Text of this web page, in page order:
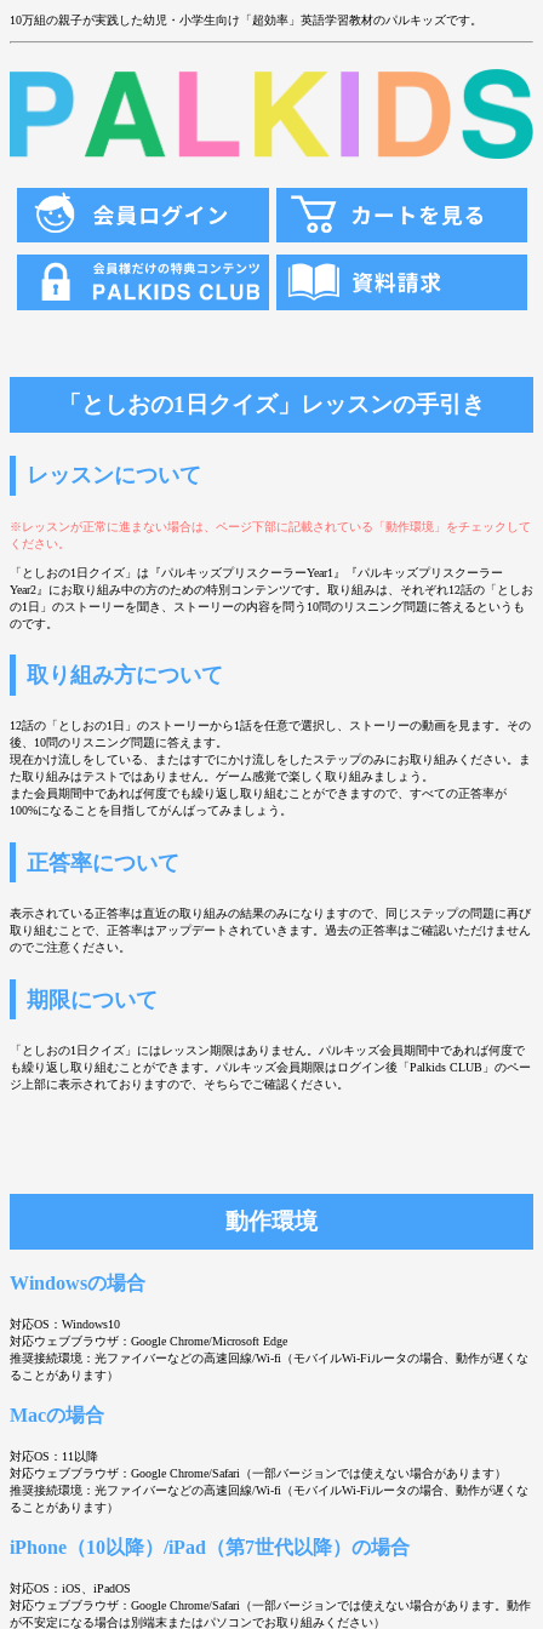
10万組の親子が実践した幼児・小学生向け「超効率」英語学習教材のパルキッズです。
「としおの1日クイズ」レッスンの手引き
レッスンについて
※レッスンが正常に進まない場合は、ページ下部に記載されている「動作環境」をチェックして
ください。
「としおの1日クイズ」は『パルキッズプリスクーラーYear1』『パルキッズプリスクーラー
Year2』にお取り組み中の方のための特別コンテンツです。取り組みは、それぞれ12話の「としお
の1日」のストーリーを聞き、ストーリーの内容を問う10問のリスニング問題に答えるというも
のです。
取り組み方について
12話の「としおの1日」のストーリーから1話を任意で選択し、ストーリーの動画を見ます。その
後、10問のリスニング問題に答えます。
現在かけ流しをしている、またはすでにかけ流しをしたステップのみにお取り組みください。ま
た取り組みはテストではありません。ゲーム感覚で楽しく取り組みましょう。
また会員期間中であれば何度でも繰り返し取り組むことができますので、すべての正答率が
100%になることを目指してがんばってみましょう。
正答率について
表示されている正答率は直近の取り組みの結果のみになりますので、同じステップの問題に再び
取り組むことで、正答率はアップデートされていきます。過去の正答率はご確認いただけません
のでご注意ください。
期限について
「としおの1日クイズ」にはレッスン期限はありません。パルキッズ会員期間中であれば何度で
も繰り返し取り組むことができます。パルキッズ会員期限はログイン後「Palkids CLUB」のペー
ジ上部に表示されておりますので、そちらでご確認ください。
動作環境
Windowsの場合
対応OS：Windows10
対応ウェブブラウザ：Google Chrome/Microsoft Edge
推奨接続環境：光ファイバーなどの高速回線/Wi-fi（モバイルWi-Fiルータの場合、動作が遅くな
ることがあります）
Macの場合
対応OS：11以降
対応ウェブブラウザ：Google Chrome/Safari（一部バージョンでは使えない場合があります）
推奨接続環境：光ファイバーなどの高速回線/Wi-fi（モバイルWi-Fiルータの場合、動作が遅くな
ることがあります）
iPhone（10以降）/iPad（第7世代以降）の場合
対応OS：iOS、iPadOS
対応ウェブブラウザ：Google Chrome/Safari（一部バージョンでは使えない場合があります。動作
が不安定になる場合は別端末またはパソコンでお取り組みください）